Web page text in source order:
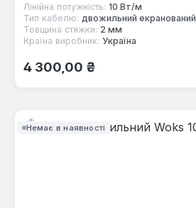
Лінійна потужність: 10 Вт/м
Тип кабелю: двожильний екранований
Товщина стяжки: 2 мм
Країна виробник: Україна
Звичайна ціна:
4 300,00 ₴
Немає в наявності